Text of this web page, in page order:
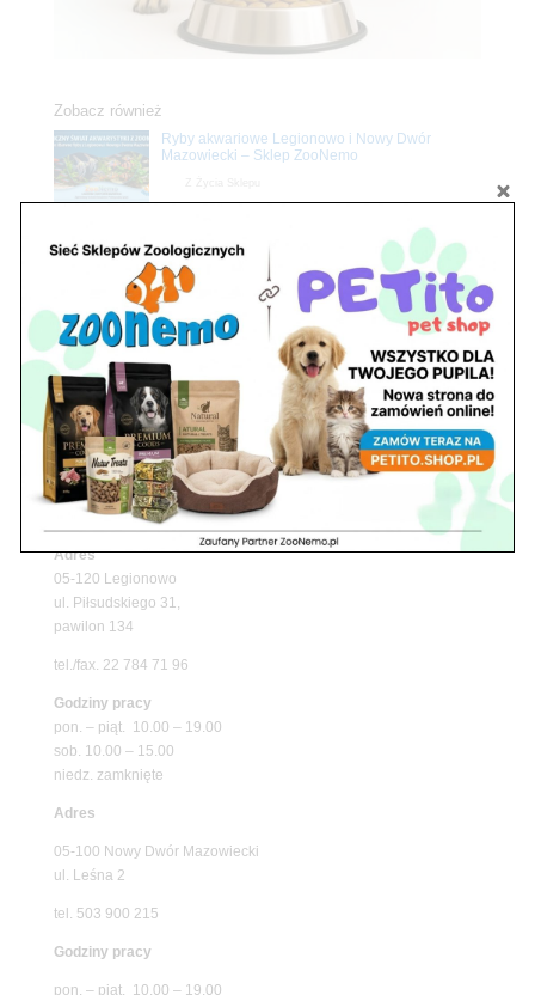
Zobacz również
Ryby akwariowe Legionowo i Nowy Dwór
Mazowiecki – Sklep ZooNemo
Z Życia Sklepu
rośliny akwariowe w ZooNemo – Legionowo i
Nowy Dwór Mazowiecki
Upały wracają! Zadbaj o komfort swojego pupila
z matami chłodzącymi ZooNemo
Z Życia Sklepu
Petito Pet Shop – Internetowy Sklep Zoologiczny
Online! Wszystko Dla Twojego Pupila | ZooNemo
Adres
05-120 Legionowo
ul. Piłsudskiego 31,
pawilon 134
tel./fax. 22 784 71 96
Godziny pracy
pon. – piąt. 10.00 – 19.00
sob. 10.00 – 15.00
niedz. zamknięte
Adres
05-100 Nowy Dwór Mazowiecki
ul. Leśna 2
tel. 503 900 215
Godziny pracy
pon. – piąt. 10.00 – 19.00